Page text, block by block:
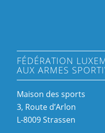
FÉDÉRATION
AUX ARMES
Maison des sports
3, Route d’Arlon
L-8009 Strassen